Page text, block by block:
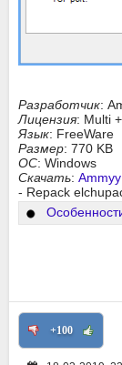
Разработчик:
Лицензия: Multi
Язык: FreeWare
Размер: 770 KB
ОС: Windows
Скачать:
- Repack
+100